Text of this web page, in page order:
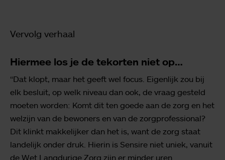
Vervolg verhaal
Hiermee los je de tekorten niet op…
“Dat klopt, maar het geeft wel focus. Eigenlijk zou bij
elk besluit, op welk niveau dan ook, de vraag gesteld
moeten worden: Komt dit ten goede aan de zorg en het
welzijn van de bewoners en van de zorgprofessional?
Dit klinkt makkelijker dan het is, want de zorg staat
landelijk onder druk. Hierin is Sensire niet uniek, vanuit
de Wet Langdurige Zorg zijn er minder uren